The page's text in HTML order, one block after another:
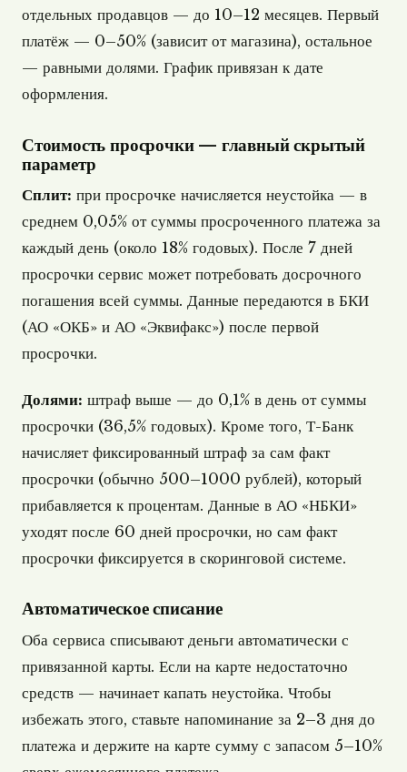
отдельных продавцов — до 10–12 месяцев. Первый
платёж — 0–50% (зависит от магазина), остальное
— равными долями. График привязан к дате
оформления.
Стоимость просрочки — главный скрытый
параметр
Сплит: при просрочке начисляется неустойка — в
среднем 0,05% от суммы просроченного платежа за
каждый день (около 18% годовых). После 7 дней
просрочки сервис может потребовать досрочного
погашения всей суммы. Данные передаются в БКИ
(АО «ОКБ» и АО «Эквифакс») после первой
просрочки.
Долями: штраф выше — до 0,1% в день от суммы
просрочки (36,5% годовых). Кроме того, Т-Банк
начисляет фиксированный штраф за сам факт
просрочки (обычно 500–1000 рублей), который
прибавляется к процентам. Данные в АО «НБКИ»
уходят после 60 дней просрочки, но сам факт
просрочки фиксируется в скоринговой системе.
Автоматическое списание
Оба сервиса списывают деньги автоматически с
привязанной карты. Если на карте недостаточно
средств — начинает капать неустойка. Чтобы
избежать этого, ставьте напоминание за 2–3 дня до
платежа и держите на карте сумму с запасом 5–10%